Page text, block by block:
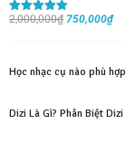
Được xếp
2,000,000₫ Giá
2,000,000₫.
750,000₫Giá
là:
Học nhạc cụ nào phù
Dizi Là Gì? Phân Biệt